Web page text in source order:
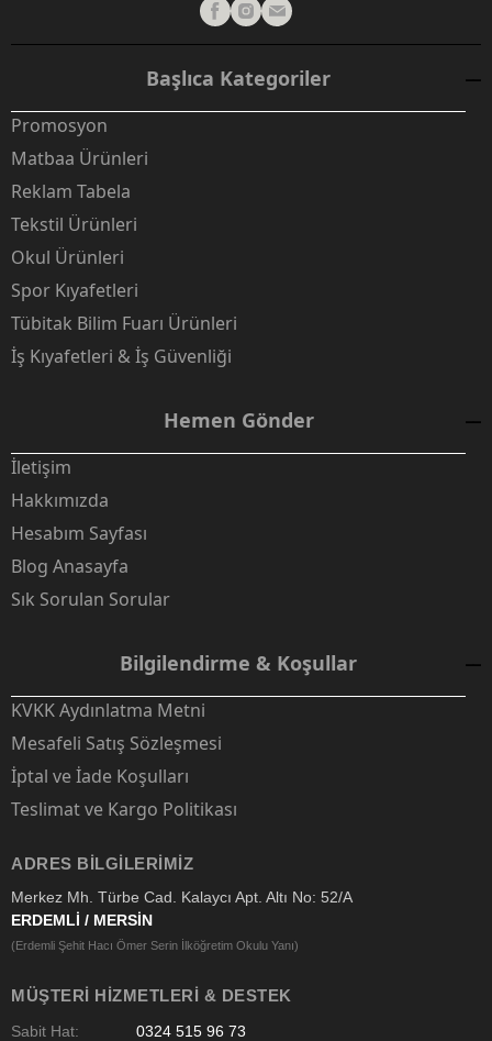
Başlıca Kategoriler
Promosyon
Matbaa Ürünleri
Reklam Tabela
Tekstil Ürünleri
Okul Ürünleri
Spor Kıyafetleri
Tübitak Bilim Fuarı Ürünleri
İş Kıyafetleri & İş Güvenliği
Hemen Gönder
İletişim
Hakkımızda
Hesabım Sayfası
Blog Anasayfa
Sık Sorulan Sorular
Bilgilendirme & Koşullar
KVKK Aydınlatma Metni
Mesafeli Satış Sözleşmesi
İptal ve İade Koşulları
Teslimat ve Kargo Politikası
ADRES BILGILERIMIZ
Merkez Mh. Türbe Cad. Kalaycı Apt. Altı No: 52/A
ERDEMLİ / MERSİN
(Erdemli Şehit Hacı Ömer Serin İlköğretim Okulu Yanı)
MÜŞTERI HIZMETLERI & DESTEK
Sabit Hat: 0324 515 96 73